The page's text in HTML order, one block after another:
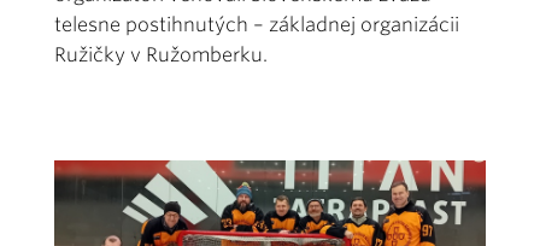
telesne postihnutých – základnej organizácii
Ružičky v Ružomberku.